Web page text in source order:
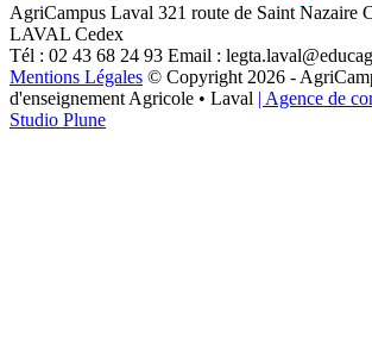
AgriCampus Laval 321 route de Saint Nazaire
LAVAL Cedex
Tél : 02 43 68 24 93 Email :
Mentions Légales © Copyright 2026 -
d'enseignement Agricole • Laval | Agence de
Studio Plune